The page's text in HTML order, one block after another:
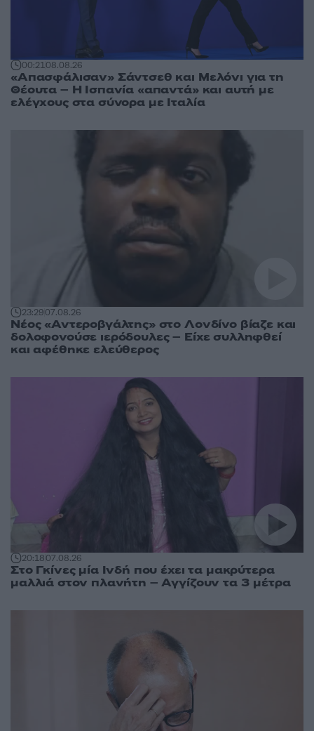
00:2108.08.26
«Απασφάλισαν» Σάντσεθ και Μελόνι για τη
Θέουτα – Η Ισπανία «απαντά» και αυτή με
ελέγχους στα σύνορα με Ιταλία
23:2907.08.26
Νέος «Αντεροβγάλτης» στο Λονδίνο βίαζε και
δολοφονούσε ιερόδουλες – Είχε συλληφθεί
και αφέθηκε ελεύθερος
20:1807.08.26
Στο Γκίνες μία Ινδή που έχει τα μακρύτερα
μαλλιά στον πλανήτη – Αγγίζουν τα 3 μέτρα